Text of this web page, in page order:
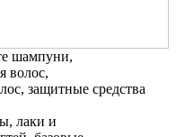
шампуни,
волос,
защитные средства
лаки и